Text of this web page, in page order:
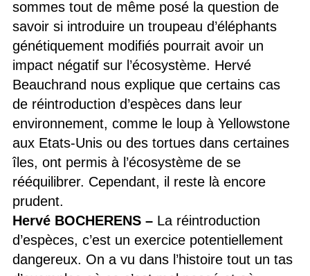
sommes tout de même posé la question de
savoir si introduire un troupeau d’éléphants
génétiquement modifiés pourrait avoir un
impact négatif sur l’écosystème. Hervé
Beauchrand nous explique que certains cas
de réintroduction d’espèces dans leur
environnement, comme le loup à Yellowstone
aux Etats-Unis ou des tortues dans certaines
îles, ont permis à l’écosystème de se
rééquilibrer. Cependant, il reste là encore
prudent.
Hervé BOCHERENS –La réintroduction
d’espèces, c’est un exercice potentiellement
dangereux. On a vu dans l’histoire tout un tas